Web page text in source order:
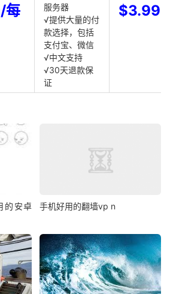
每
服务器
√提供大量的付
款选择，包括
支付宝、微信
√中文支持
√30天退款保
证
$3.99
的安卓
手机好用的翻墙vp n